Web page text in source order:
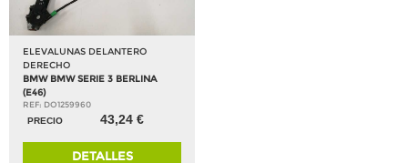
ELEVALUNAS DELANTERO
DERECHO
BMW BMW SERIE 3 BERLINA
(E46)
REF: DO1259960
PRECIO
43,24 €
DETALLES